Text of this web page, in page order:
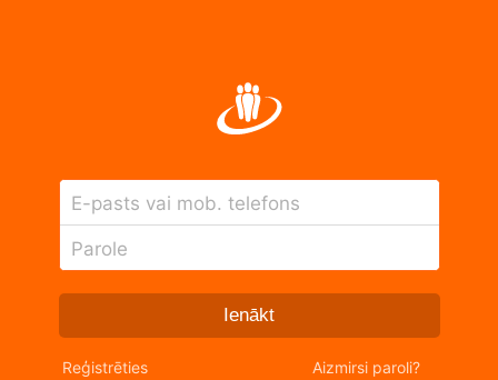
E-pasts vai mob. telefons
Parole
Ienākt
Reģistrēties Aizmirsi paroli?